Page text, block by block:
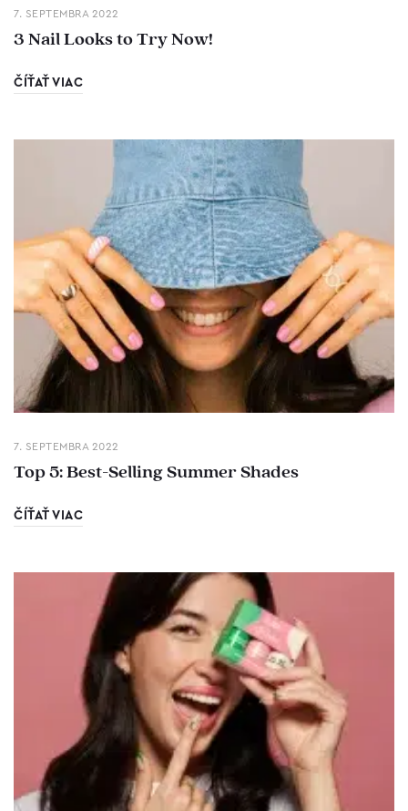
7. SEPTEMBRA 2022
3 Nail Looks to Try Now!
ČÍŤAŤ VIAC
7. SEPTEMBRA 2022
Top 5: Best-Selling Summer Shades
ČÍŤAŤ VIAC